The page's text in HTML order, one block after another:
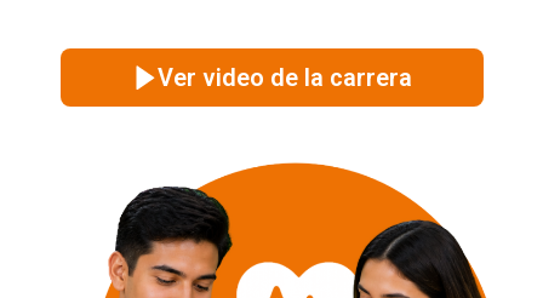
Ver video de la carrera